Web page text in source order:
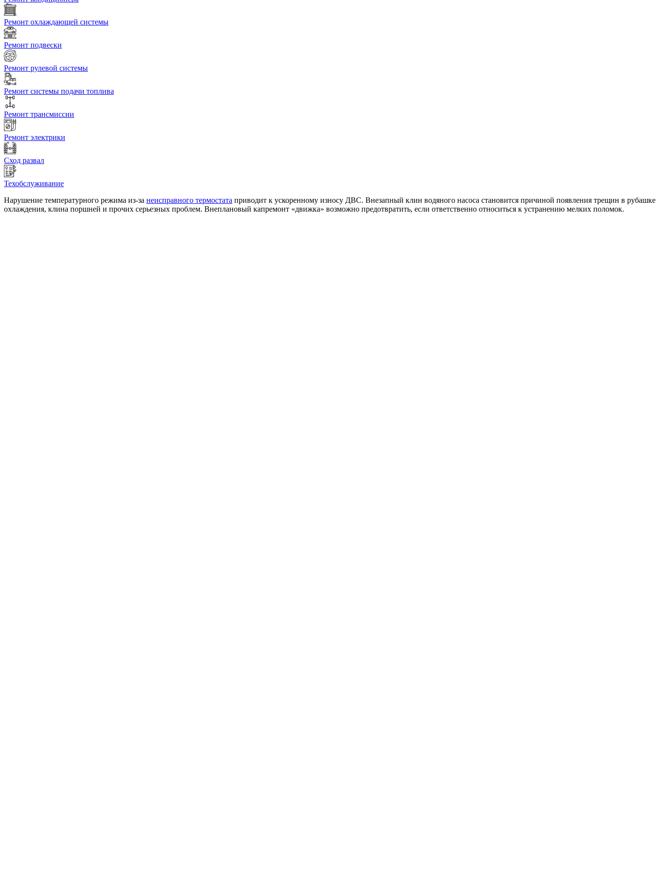
Ремонт охлаждающей системы
Ремонт подвески
Ремонт рулевой системы
Ремонт системы подачи топлива
Ремонт трансмиссии
Ремонт электрики
Сход развал
Техобслуживание
Нарушение температурного режима из-за неисправного термостата приводит к ускоренному износу ДВС. Внезапный клин водяного насоса становится причиной появления трещин в рубашке
охлаждения, клина поршней и прочих серьезных проблем. Внеплановый капремонт «движка» возможно предотвратить, если ответственно относиться к устранению мелких поломок.